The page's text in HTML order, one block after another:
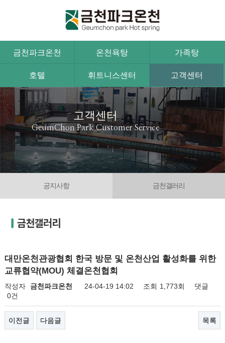
금천파크온천 온천욕탕 가족탕
호텔 휘트니스센터 고객센터
고객센터
GeumChon Park Customer Service
공지사항 금천갤러리
대만온천관광협회 한국 방문 및 온천산업 활성화를 위한
교류협약(MOU) 체결온천협회
작성자 금천파크온천 24-04-19 14:02 조회 1,773회
댓글
0건
이전글 다음글 목록